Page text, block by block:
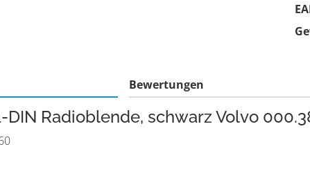
Bewertungen
Radioblende, schwarz Volvo